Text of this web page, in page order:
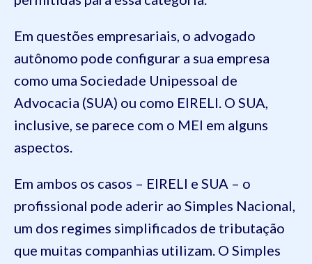
Em questões empresariais, o advogado
autônomo pode configurar a sua empresa
como uma Sociedade Unipessoal de
Advocacia (SUA) ou como EIRELI. O SUA,
inclusive, se parece com o MEI em alguns
aspectos.
Em ambos os casos – EIRELI e SUA – o
profissional pode aderir ao Simples Nacional,
um dos regimes simplificados de tributação
que muitas companhias utilizam. O Simples